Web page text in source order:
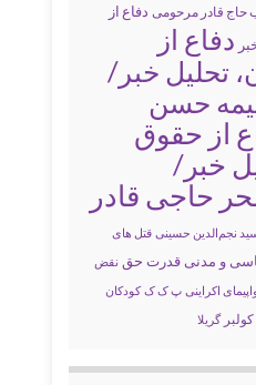
حاج قادر مرحومی دفاع از
دفاع از
تحلیل خبر/
حسن
از حقوق
خبر/
حاجی قادر
نجم‌الدین حسینی قتل های
و مدنی قدرت حق نقض
اکراینی پ ک ک کودکان
کولبر گریلا